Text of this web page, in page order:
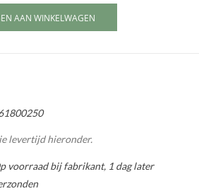
AAN WINKELWAGEN
levertijd hieronder.
voorraad bij fabrikant, 1 dag later